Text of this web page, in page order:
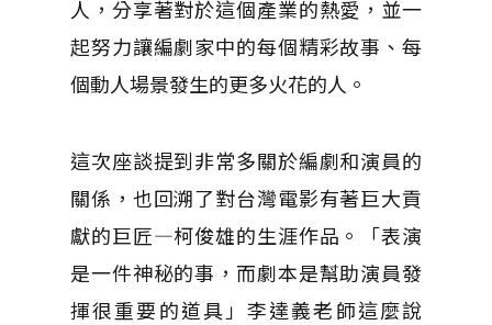
人，分享著對於這個產業的熱愛，並一
起努力讓編劇家中的每個精彩故事、每
個動人場景發生的更多火花的人。
這次座談提到非常多關於編劇和演員的
關係，也回溯了對台灣電影有著巨大貢
獻的巨匠—柯俊雄的生涯作品。「表演
是一件神秘的事，而劇本是幫助演員發
揮很重要的道具」李達義老師這麼說